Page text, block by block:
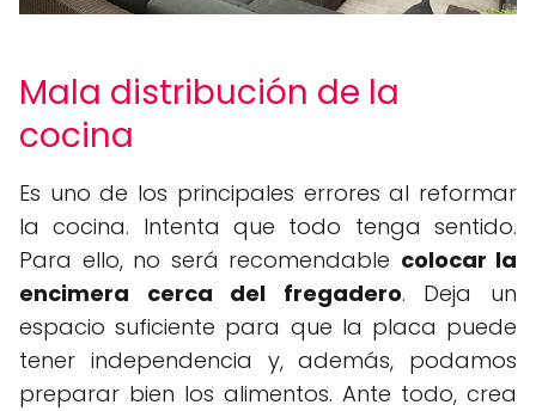
Mala distribución de la
cocina
Es uno de los principales errores al reformar
la cocina. Intenta que todo tenga sentido.
Para ello, no será recomendable colocar la
encimera cerca del fregadero. Deja un
espacio suficiente para que la placa puede
tener independencia y, además, podamos
preparar bien los alimentos. Ante todo, crea